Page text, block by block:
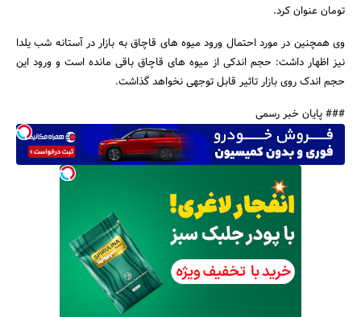
تومان عنوان کرد.
وی همچنین در مورد احتمال ورود میوه های قاچاق به بازار در آستانه شب یلدا
نیز اظهار داشت: حجم اندکی از میوه های قاچاق باقی مانده است و ورود این
حجم اندک روی بازار تاثیر قابل توجهی نخواهد گذاشت.
### پایان خبر رسمی